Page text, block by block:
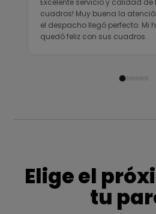
Excelente servicio y calidad de
cuadros! Muy buena la
el despacho llegó perfecto. Mi
quedó feliz con sus cuadros.
Elige el
tu